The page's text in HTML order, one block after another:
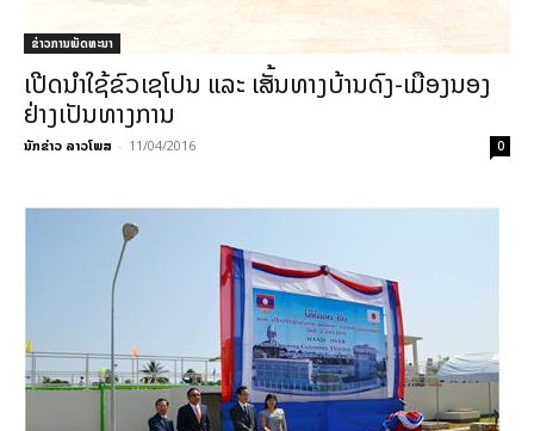
ຂ່າວການພັດທະນາ
ເປີດນຳໃຊ້ຂົວເຊໂປນ ແລະ ເສັ້ນທາງບ້ານດົງ-ເມືອງນອງ
ຢ່າງເປັນທາງການ
ນັກຂ່າວ ລາວໂພສ - 11/04/2016 0